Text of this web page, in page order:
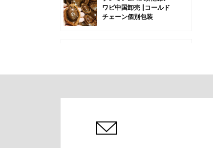
ワビ中国卸売 |コールド
チェーン個別包装